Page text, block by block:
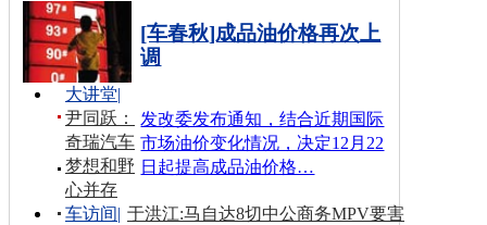
[车春秋]成品油价格再次上
调
发改委发布通知，结合近期国际
市场油价变化情况，决定12月22
日起提高成品油价格…
大讲堂|
尹同跃：
奇瑞汽车
梦想和野
心并存
车访间| 于洪江:马自达8切中公商务MPV要害